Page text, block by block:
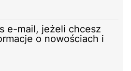
e-mail, jeżeli chcesz
o nowościach i